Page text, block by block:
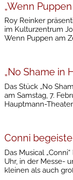
„Wenn
Roy Reinker
im Kulturzentrum
Wenn Puppen am
„No Shame in
Das Stück „No
am Samstag, 7.
Hauptmann-
Conni
Das Musical
Uhr, in der Messe-
kleinen als auch